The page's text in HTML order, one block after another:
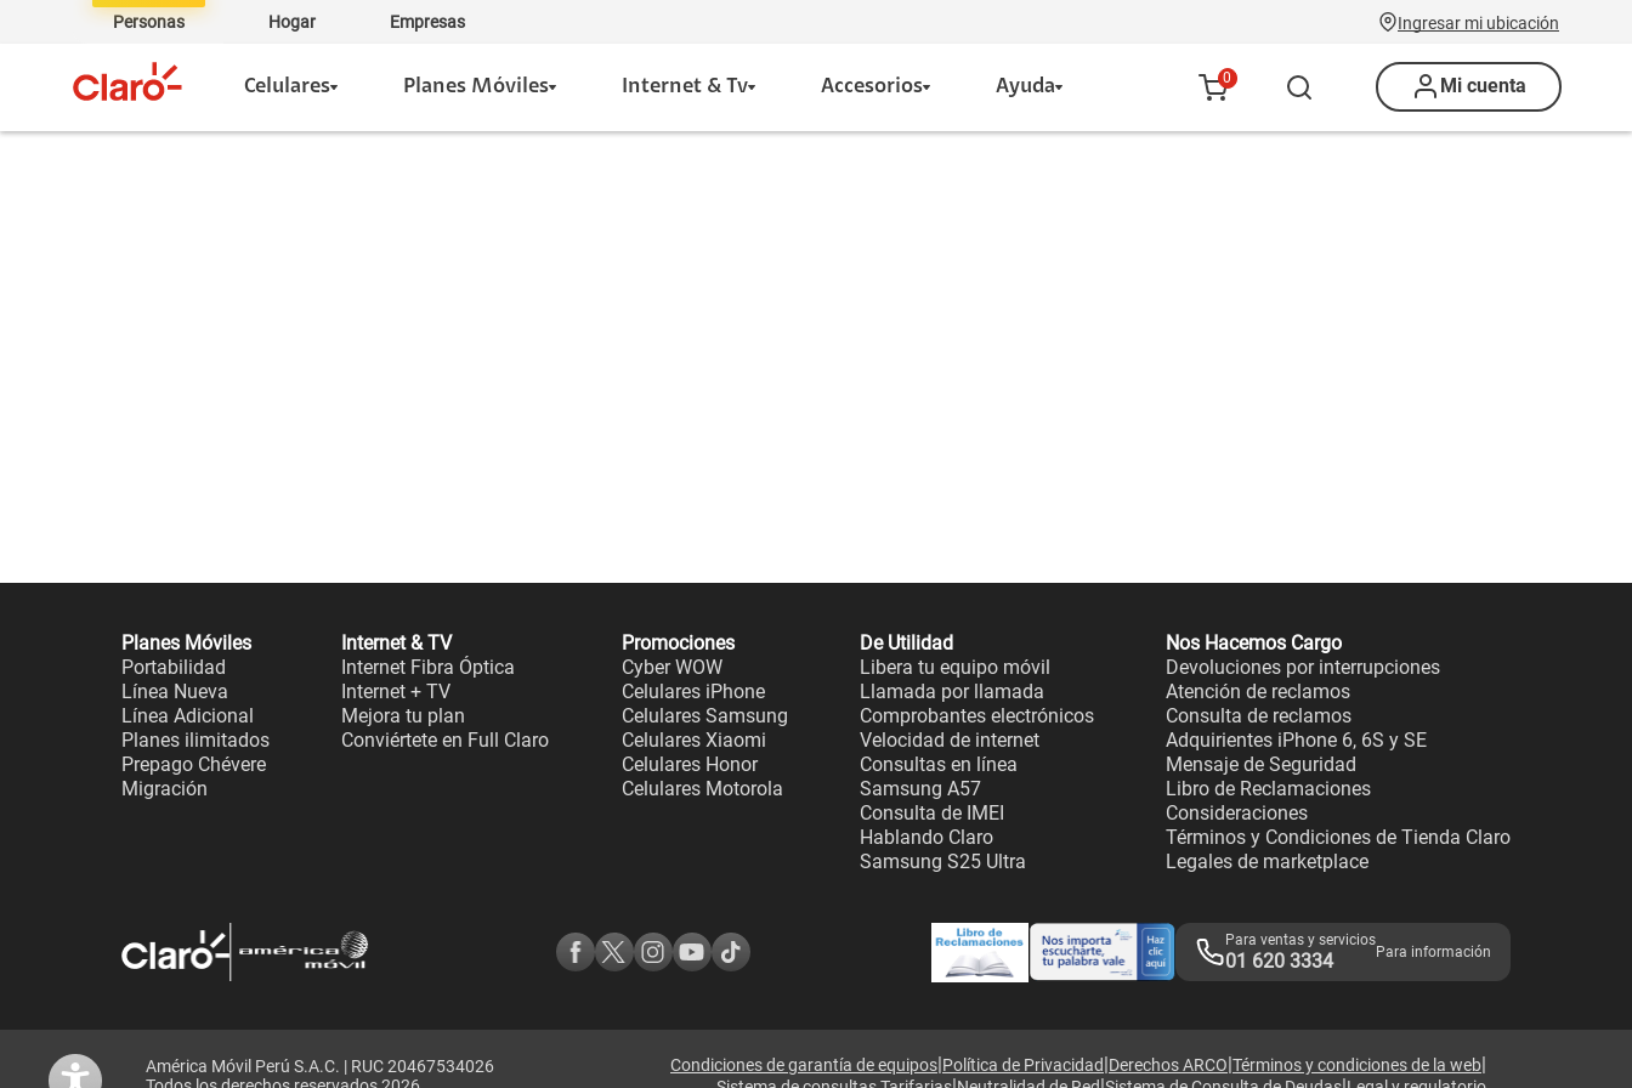
Personas Hogar Empresas Ingresar mi ubicación
Celulares Planes Móviles Internet & Tv Accesorios Ayuda 0 Mi cuenta
Planes Móviles
Portabilidad
Línea Nueva
Línea Adicional
Planes ilimitados
Prepago Chévere
Migración
Internet & TV
Internet Fibra Óptica
Internet + TV
Mejora tu plan
Conviértete en Full Claro
Promociones
Cyber WOW
Celulares iPhone
Celulares Samsung
Celulares Xiaomi
Celulares Honor
Celulares Motorola
De Utilidad
Libera tu equipo móvil
Llamada por llamada
Comprobantes electrónicos
Velocidad de internet
Consultas en línea
Samsung A57
Consulta de IMEI
Hablando Claro
Samsung S25 Ultra
Nos Hacemos Cargo
Devoluciones por interrupciones
Atención de reclamos
Consulta de reclamos
Adquirientes iPhone 6, 6S y SE
Mensaje de Seguridad
Libro de Reclamaciones
Consideraciones
Términos y Condiciones de Tienda Claro
Legales de marketplace
Para ventas y servicios
01 620 3334 Para información
América Móvil Perú S.A.C. | RUC 20467534026
Condiciones de garantía de equipos|Política de Privacidad|Derechos ARCO|Términos y condiciones de la web|